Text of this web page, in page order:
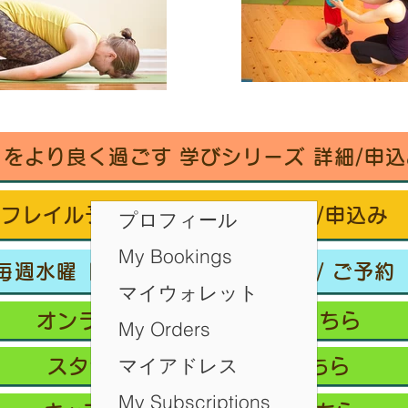
をより良く過ごす 学びシリーズ 詳細/申
フレイル予防ヨガ養成講座・詳細/申込み
週水曜「波音サンライズヨガ」 / ご予約
オンラインクラス/ご予約はこちら
スタジオ予約/体験の方はこちら
プロフィール
My Bookings
マイウォレット
My Orders
マイアドレス
My Subscriptions